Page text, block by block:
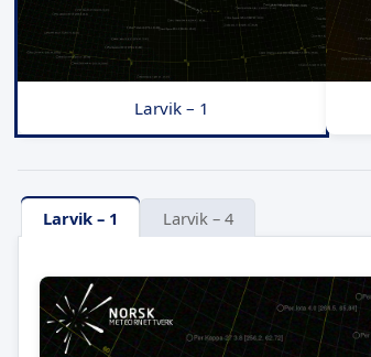
Larvik – 1
Larvik – 1 Larvik – 4